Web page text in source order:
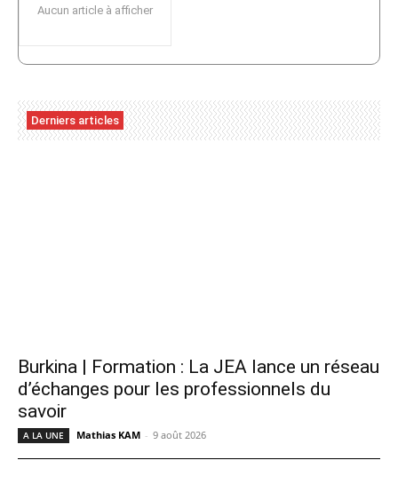
Aucun article à afficher
Derniers articles
Burkina | Formation : La JEA lance un réseau
d’échanges pour les professionnels du
savoir
A LA UNE Mathias KAM - 9 août 2026